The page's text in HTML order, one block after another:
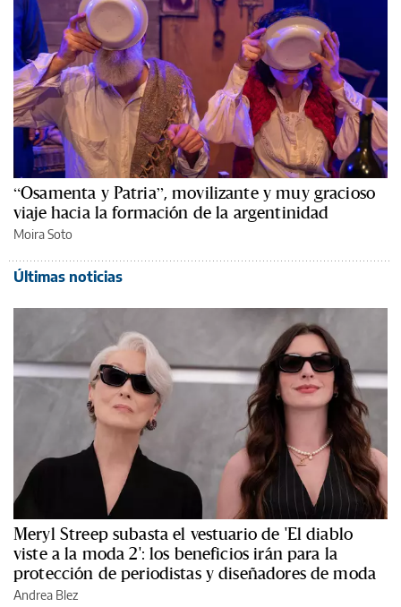
“Osamenta y Patria”, movilizante y muy gracioso
viaje hacia la formación de la argentinidad
Moira Soto
Últimas noticias
Meryl Streep subasta el vestuario de 'El diablo
viste a la moda 2': los beneficios irán para la
protección de periodistas y diseñadores de moda
Andrea Blez